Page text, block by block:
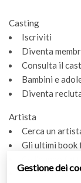
Casting
Iscriviti
Diventa
Consulta il
Bambini e
Diventa
Artista
Cerca un
Gli ultimi
Area artista
Gestione dei